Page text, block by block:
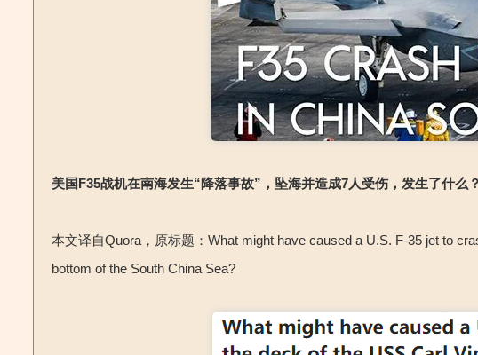
美国F35战机在南海发生“降落事故”，坠海并造成7人受伤，发生了什么？
本文译自Quora，原标题：What might have caused a U.S. F-35 jet to
bottom of the South China Sea?